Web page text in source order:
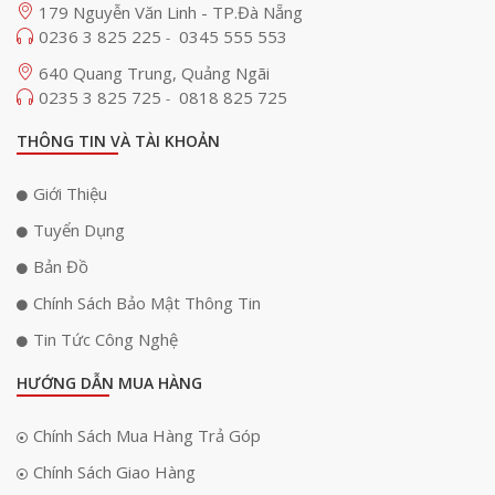
Cách bố trí núm chỉnh phía sau cho phép người dùng dễ dàng
điều chỉnh mức âm lượng, phase, và tần số cắt – phù hợp với
Mạch khuếch đại Class A/B với tầng tiền khuếch Analog –
hiệu suất & âm thanh cao cấp
179 Nguyễn Văn Linh - TP.Đà Nẵng
0236 3 825 225 - 0345 555 553
640 Quang Trung, Quảng Ngãi
0235 3 825 725 - 0818 825 725
THÔNG TIN VÀ TÀI KHOẢN
Giới Thiệu
Tuyển Dụng
Bản Đồ
Chính Sách Bảo Mật Thông Tin
Tin Tức Công Nghệ
HƯỚNG DẪN MUA HÀNG
Chính Sách Mua Hàng Trả Góp
Chính Sách Giao Hàng